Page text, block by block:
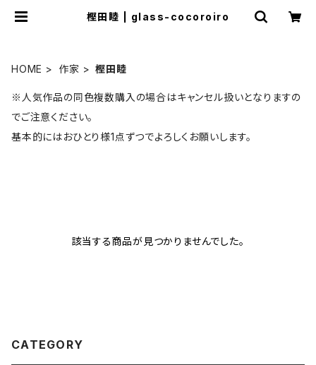
樫田睦 | glass-cocoroiro
HOME 作家 樫田睦
※人気作品の同色複数購入の場合はキャンセル扱いとなりますの
でご注意ください。
基本的にはおひとり様1点ずつでよろしくお願いします。
該当する商品が見つかりませんでした。
CATEGORY